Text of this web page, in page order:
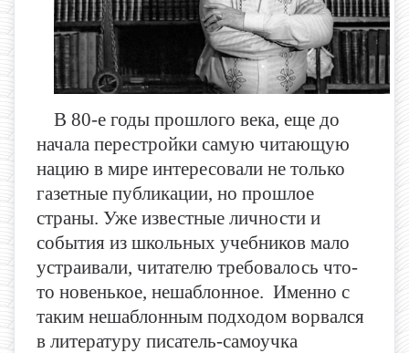
В 80-е годы прошлого века, еще до
начала перестройки самую читающую
нацию в мире интересовали не только
газетные публикации, но прошлое
страны. Уже известные личности и
события из школьных учебников мало
устраивали, читателю требовалось что-
то новенькое, нешаблонное. Именно с
таким нешаблонным подходом ворвался
в литературу писатель-самоучка